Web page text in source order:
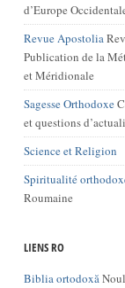
d’Europe
Revue Apostolia
Publication de la
et Méridionale
Sagesse Orthodoxe
et questions
Science et Religion
Spiritualité
Roumaine
LIENS RO
Biblia ortodoxăNoul